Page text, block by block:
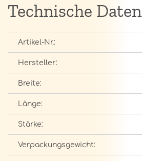
Technische Daten
Artikel-Nr.:
Hersteller:
Breite:
Länge:
Stärke:
Verpackungsgewicht: